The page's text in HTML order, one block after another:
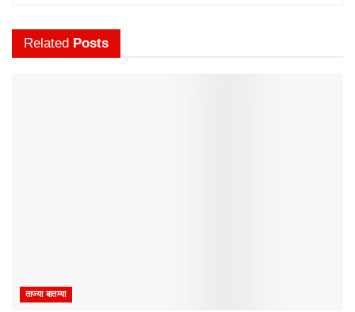
Related Posts
ताज्या बातम्या